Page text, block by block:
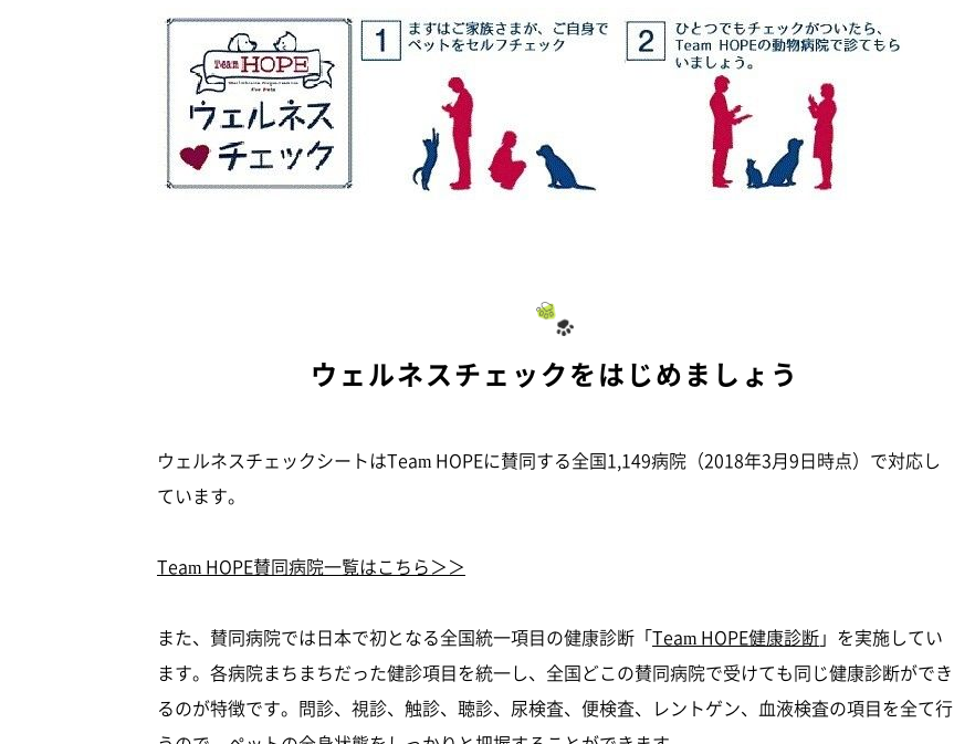
ウェルネスチェックをはじめましょう
ウェルネスチェックシートはTeam HOPEに賛同する全国1,149病院（2018年3月9日時点）で対応し
ています。
Team HOPE賛同病院一覧はこちら＞＞
また、賛同病院では日本で初となる全国統一項目の健康診断「Team HOPE健康診断」を実施してい
ます。各病院まちまちだった健診項目を統一し、全国どこの賛同病院で受けても同じ健康診断ができ
るのが特徴です。問診、視診、触診、聴診、尿検査、便検査、レントゲン、血液検査の項目を全て行